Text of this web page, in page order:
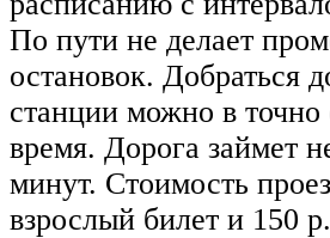
По пути не делает
остановок. Добраться
станции можно в точно
время. Дорога займет
минут. Стоимость
взрослый билет и 150